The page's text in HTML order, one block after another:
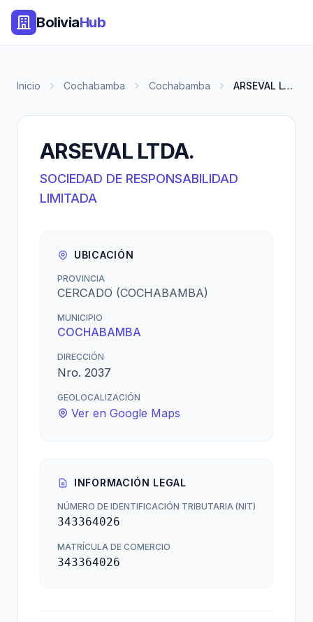
BoliviaHub
Inicio Cochabamba Cochabamba ARSEVAL LTDA.
ARSEVAL LTDA.
SOCIEDAD DE RESPONSABILIDAD
LIMITADA
UBICACIÓN
PROVINCIA
CERCADO (COCHABAMBA)
MUNICIPIO
COCHABAMBA
DIRECCIÓN
Nro. 2037
GEOLOCALIZACIÓN
Ver en Google Maps
INFORMACIÓN LEGAL
NÚMERO DE IDENTIFICACIÓN TRIBUTARIA (NIT)
343364026
MATRÍCULA DE COMERCIO
343364026